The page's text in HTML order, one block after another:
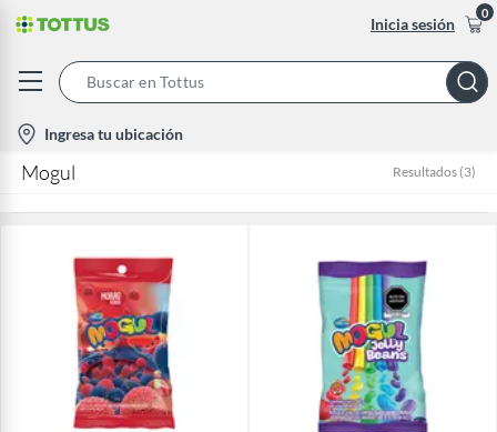
Inicia sesión
0
Bar
location-
icon
Ingresa tu ubicación
Mogul Resultados (3)